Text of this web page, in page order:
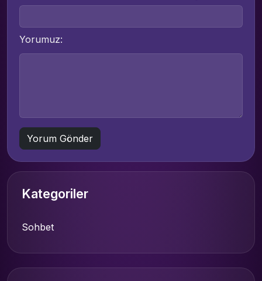
Yorumuz:
Kategoriler
Sohbet